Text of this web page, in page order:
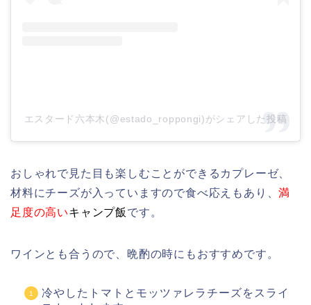
エスタード六本木(@estado_roppongi)がシェアした投稿
おしゃれで見た目も楽しむことができるカプレーゼ、
材料にチーズが入っていますので食べ応えもあり、満
足度の高いキャンプ飯 です。
ワインとも合うので、晩酌の時にもおすすめです。
冷やしたトマトとモッツァレラチーズをスライ